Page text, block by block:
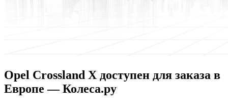
Opel Crossland X доступен для заказа в
Европе — Колеса.ру